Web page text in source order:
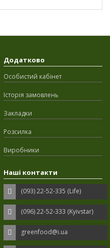
Додатково
Особистий кабінет
Історія замовлень
Закладки
Розсилка
Виробники
Наші контакти
(093) 22-52-335 (Life)
(096) 22-52-333 (Kyivstar)
greenfood@i.ua